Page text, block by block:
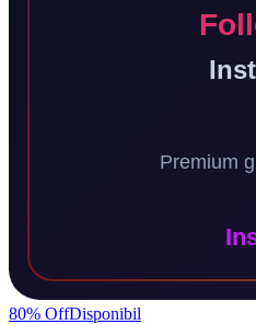
80% OffDisponibil